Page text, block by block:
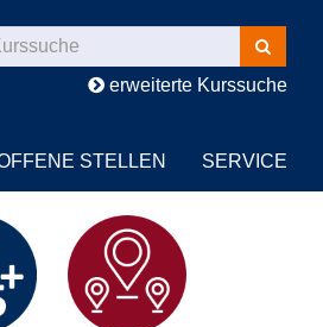
Kurse
suchen
erweiterte Kurssuche
STELLEN SERVICE